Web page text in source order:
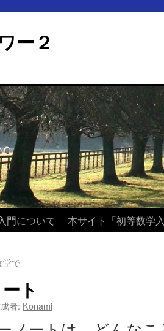
ー２
門について 本サイト「初等数学
堂で
ト
者: Konami